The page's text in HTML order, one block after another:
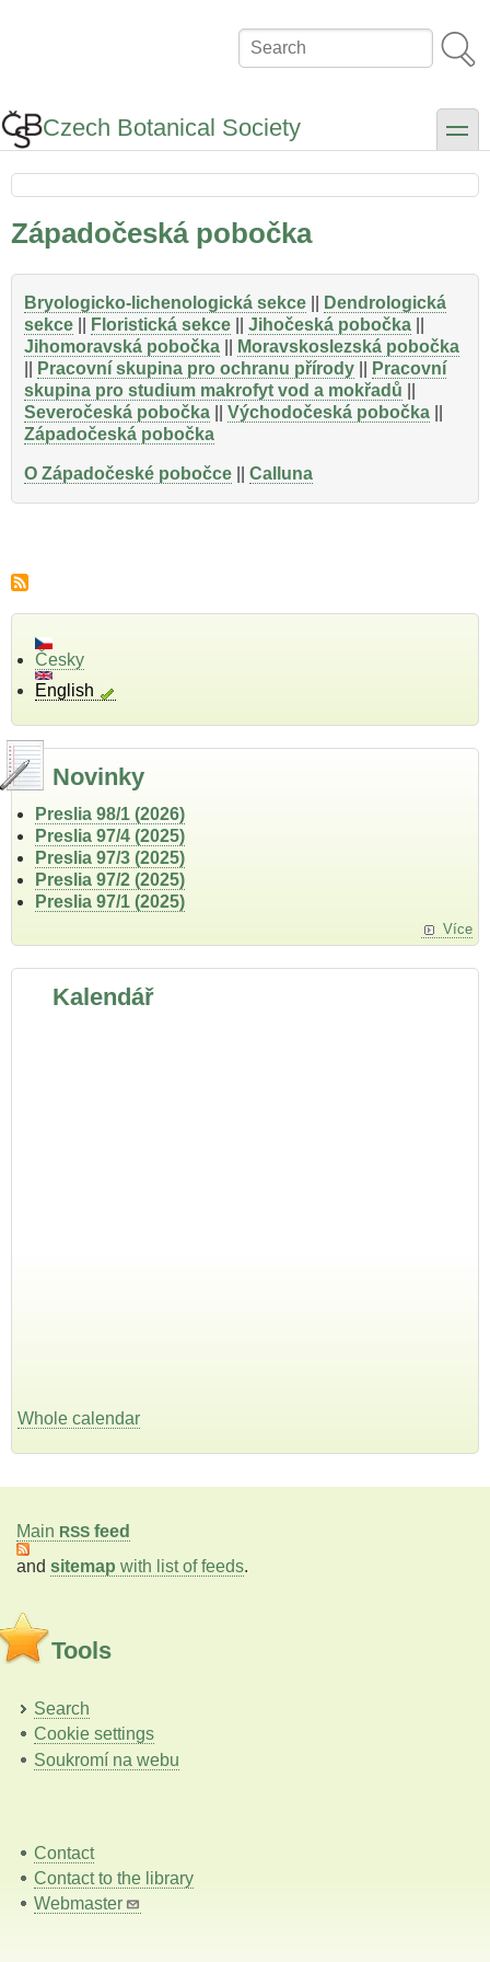
Search
Czech Botanical Society toggle
Západočeská pobočka
Bryologicko-lichenologická sekce
Dendrologická
sekce
Floristická sekce ||Jihočeská pobočka
Jihomoravská pobočka
Moravskoslezská pobočka
Pracovní skupina pro ochranu přírody
Pracovní
skupina pro studium makrofyt vod a mokřadů
Severočeská pobočka ||Východočeská pobočka
Západočeská pobočka
O Západočeské pobočce ||Calluna
Česky
English
Novinky
Preslia 98/1 (2026)
Preslia 97/4 (2025)
Preslia 97/3 (2025)
Preslia 97/2 (2025)
Preslia 97/1 (2025)
Více
Kalendář
Whole calendar
Main RSS feed
and sitemap with list of feeds.
Tools
Search
Cookie settings
Soukromí na webu
Contact
Contact to the library
Webmaster